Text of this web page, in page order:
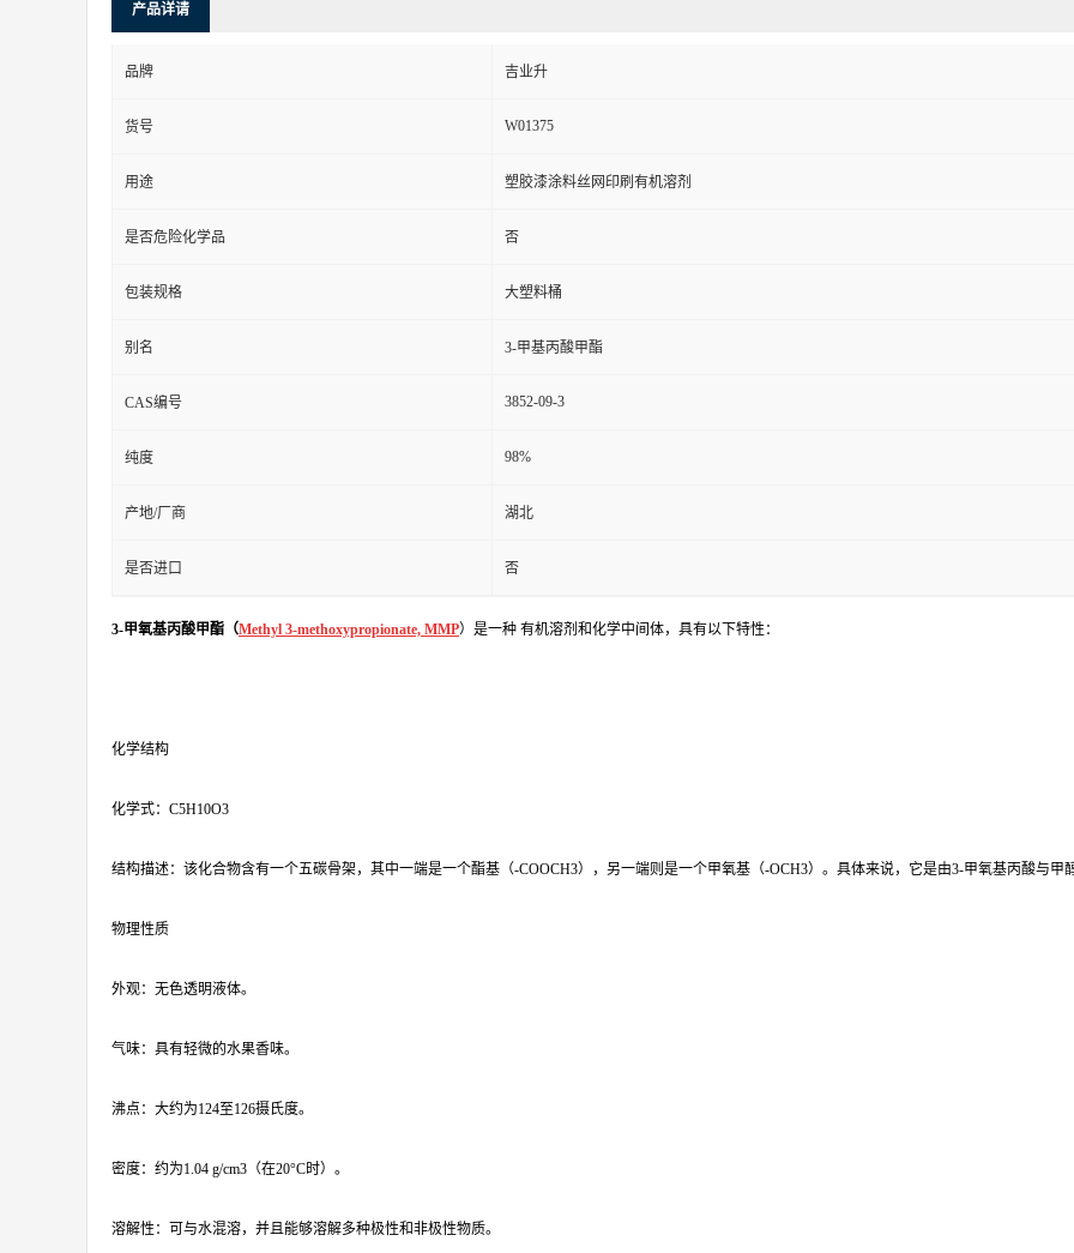
产品详请
品牌 吉业升
货号 W01375
用途 塑胶漆涂料丝网印刷有机溶剂
是否危险化学品 否
包装规格 大塑料桶
别名 3-甲基丙酸甲酯
CAS编号 3852-09-3
纯度 98%
产地/厂商 湖北
是否进口 否
3-甲氧基丙酸甲酯（Methyl 3-methoxypropionate, MMP）是一种 有机溶剂和化学中间体，具有以下特性：
化学结构
化学式：C5H10O3
结构描述：该化合物含有一个五碳骨架，其中一端是一个酯基（-COOCH3），另一端则是一个甲氧基（-OCH3）。具体来说，它是由3-甲氧基丙酸与甲
物理性质
外观：无色透明液体。
气味：具有轻微的水果香味。
沸点：大约为124至126摄氏度。
密度：约为1.04 g/cm3（在20°C时）。
溶解性：可与水混溶，并且能够溶解多种极性和非极性物质。